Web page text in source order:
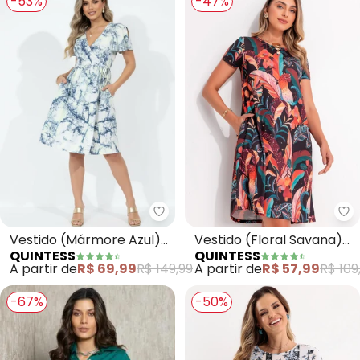
Quintess - Vestido (Mármore
Vestido (Mármore Azul)
Transpassado Mangas
Curtas
QUINTESS
A partir deR$ 69,99R$ 149,99
Vestido (Floral Savana)
com Bolsos e Mangas
Curtas
QUINTESS
A partir deR$ 57,99R$
-67%
-50%